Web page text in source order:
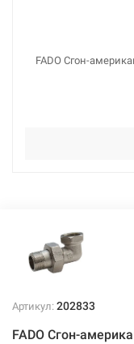
FADO Сгон-
Артикул: 202833
FADO Сгон-